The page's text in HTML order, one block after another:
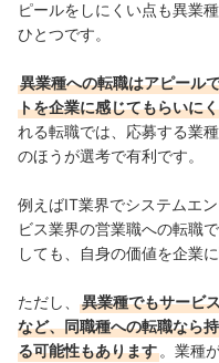
ピールをしにくい点も異業
ひとつです。
異業種への転職はアピール
トを企業に感じてもらいに
れる転職では、応募する業
のほうが選考で有利です。
例えばIT業界でシステムエ
ビス業界の営業職への転職
しても、
自身の価値を企業
ただし、
異業種でもサービ
など、同職種への転職なら
る可能性もあります 。業種